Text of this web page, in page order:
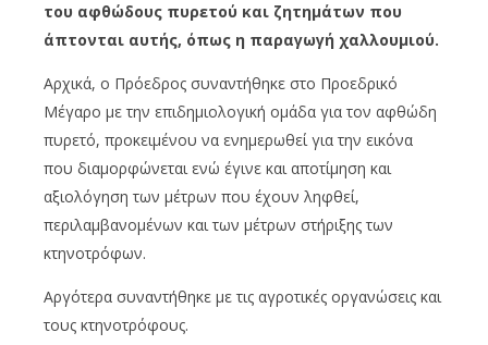
του αφθώδους πυρετού και ζητημάτων που
άπτονται αυτής, όπως η παραγωγή χαλλουμιού.
Αρχικά, ο Πρόεδρος συναντήθηκε στο Προεδρικό
Μέγαρο με την επιδημιολογική ομάδα για τον αφθώδη
πυρετό, προκειμένου να ενημερωθεί για την εικόνα
που διαμορφώνεται ενώ έγινε και αποτίμηση και
αξιολόγηση των μέτρων που έχουν ληφθεί,
περιλαμβανομένων και των μέτρων στήριξης των
κτηνοτρόφων.
Αργότερα συναντήθηκε με τις αγροτικές οργανώσεις και
τους κτηνοτρόφους.